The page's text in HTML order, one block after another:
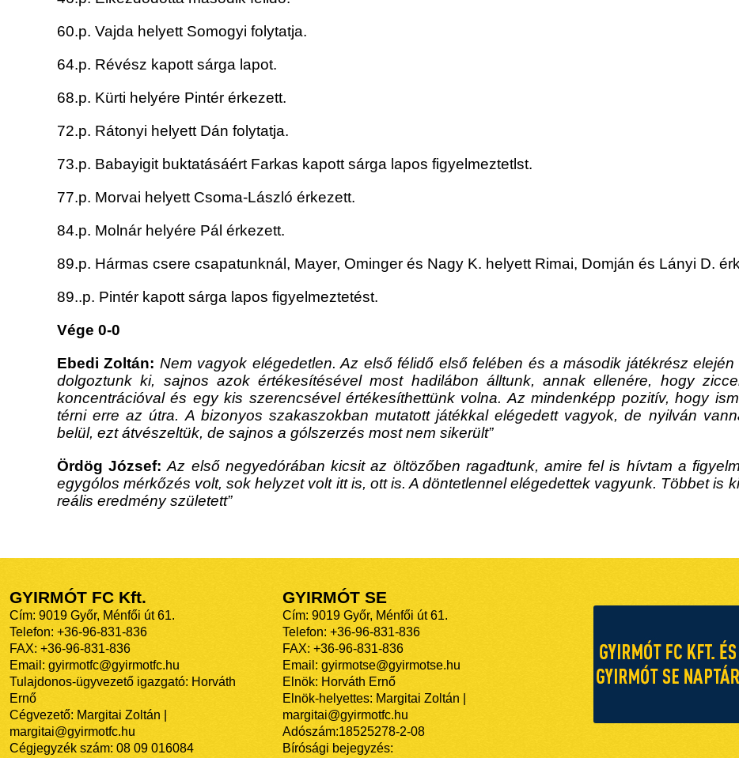
60.p. Vajda helyett Somogyi folytatja.
64.p. Révész kapott sárga lapot.
68.p. Kürti helyére Pintér érkezett.
72.p. Rátonyi helyett Dán folytatja.
73.p. Babayigit buktatásáért Farkas kapott sárga lapos figyelmeztetlst.
77.p. Morvai helyett Csoma-László érkezett.
84.p. Molnár helyére Pál érkezett.
89.p. Hármas csere csapatunknál, Mayer, Ominger és Nagy K. helyett Rimai, Domján és Lányi D.
89..p. Pintér kapott sárga lapos figyelmeztetést.
Vége 0-0
Ebedi Zoltán: Nem vagyok elégedetlen. Az első félidő első felében és a második játékrész
dolgoztunk ki, sajnos azok értékesítésével most hadilábon álltunk, annak ellenére, hogy
koncentrációval és egy kis szerencsével értékesíthettünk volna. Az mindenképp pozitív, hogy
térni erre az útra. A bizonyos szakaszokban mutatott játékkal elégedett vagyok, de nyilván
belül, ezt átvészeltük, de sajnos a gólszerzés most nem sikerült”
Ördög József: Az első negyedórában kicsit az öltözőben ragadtunk, amire fel is hívtam a
egygólos mérkőzés volt, sok helyzet volt itt is, ott is. A döntetlennel elégedettek vagyunk. Többet is
reális eredmény született”
GYIRMÓT FC Kft.
Cím: 9019 Győr, Ménfői út 61.
Telefon: +36-96-831-836
FAX: +36-96-831-836
Email: gyirmotfc@gyirmotfc.hu
Tulajdonos-ügyvezető igazgató: Horváth
Ernő
Cégvezető: Margitai Zoltán |
margitai@gyirmotfc.hu
Cégjegyzék szám: 08 09 016084
GYIRMÓT SE
Cím: 9019 Győr, Ménfői út 61.
Telefon: +36-96-831-836
FAX: +36-96-831-836
Email: gyirmotse@gyirmotse.hu
Elnök: Horváth Ernő
Elnök-helyettes: Margitai Zoltán |
margitai@gyirmotfc.hu
Adószám:18525278-2-08
Bírósági bejegyzés: